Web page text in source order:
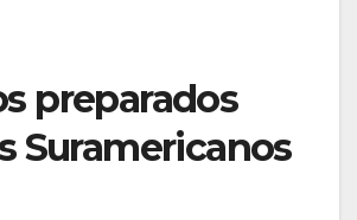
preparados
Suramericanos